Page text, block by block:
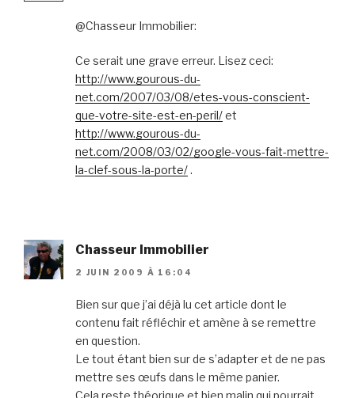
@Chasseur Immobilier:
Ce serait une grave erreur. Lisez ceci:
http://www.gourous-du-
net.com/2007/03/08/etes-vous-conscient-
que-votre-site-est-en-peril/et
http://www.gourous-du-
net.com/2008/03/02/google-vous-fait-mettre-
la-clef-sous-la-porte/.
Chasseur Immobilier
2 JUIN 2009 À 16:04
Bien sur que j’ai déjà lu cet article dont le
contenu fait réfléchir et amène à se remettre
en question.
Le tout étant bien sur de s’adapter et de ne pas
mettre ses œufs dans le même panier.
Cela reste théorique et bien malin qui pourrait